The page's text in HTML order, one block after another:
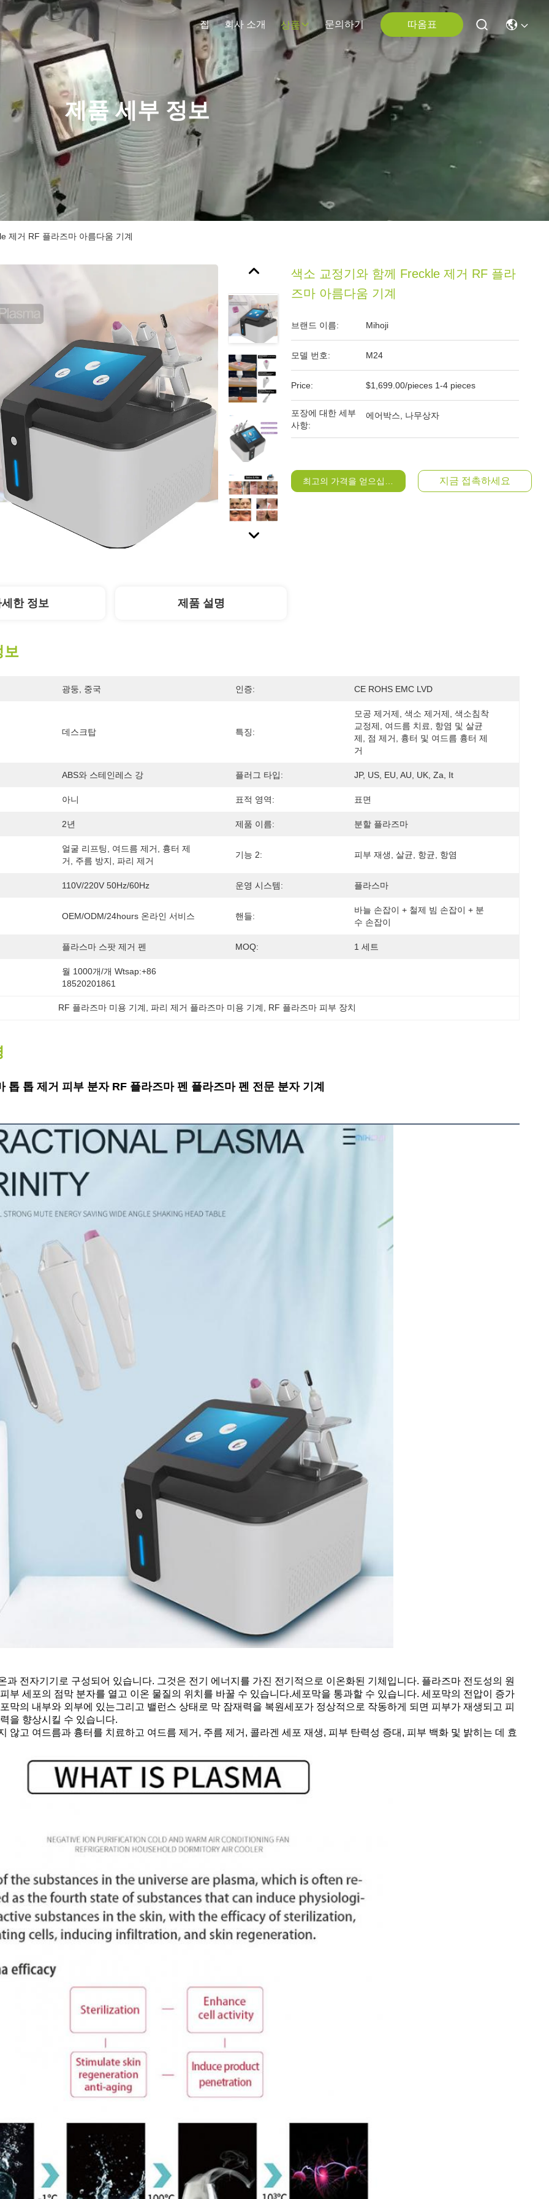
집 회사 소개 상품 문의하기 따옴표
제품 세부 정보
제거 RF 플라즈마 아름다움 기계
색소 교정기와 함께 Freckle 제거 RF 플라
즈마 아름다움 기계
브랜드 이름: Mihoji
모델 번호: M24
Price: $1,699.00/pieces 1-4 pieces
포장에 대한 세부
사항:
에어박스, 나무상자
최고의 가격을 얻으십시오 지금 접촉하세요
한 정보 제품 설명
보
광둥, 중국 인증: CE ROHS EMC LVD
데스크탑 특징:
모공 제거제, 색소 제거제, 색소침착
교정제, 여드름 치료, 항염 및 살균
제, 점 제거, 흉터 및 여드름 흉터 제
거
ABS와 스테인레스 강 플러그 타입: JP, US, EU, AU, UK, Za, It
아니 표적 영역: 표면
2년 제품 이름: 분할 플라즈마
얼굴 리프팅, 여드름 제거, 흉터 제
거, 주름 방지, 파리 제거
기능 2: 피부 재생, 살균, 항균, 항염
110V/220V 50Hz/60Hz 운영 시스템: 플라스마
OEM/ODM/24hours 온라인 서비스 핸들:
바늘 손잡이 + 철제 빔 손잡이 + 분
수 손잡이
플라스마 스팟 제거 펜 MOQ: 1 세트
월 1000개/개 Wtsap:+86
18520201861
RF 플라즈마 미용 기계 , 파리 제거 플라즈마 미용 기계 RF 플라즈마 피부 장치
톱 톱 제거 피부 분자 RF 플라즈마 펜 플라즈마 펜 전문 분자 기계
과 전자기기로 구성되어 있습니다. 그것은 전기 에너지를 가진 전기적으로 이온화된 기체입니다. 플라즈마 전도성의 원
부 세포의 점막 분자를 열고 이온 물질의 위치를 바꿀 수 있습니다.세포막을 통과할 수 있습니다. 세포막의 전압이 증가
막의 내부와 외부에 있는그리고 밸런스 상태로 막 잠재력을 복원세포가 정상적으로 작동하게 되면 피부가 재생되고 피
을 향상시킬 수 있습니다.
않고 여드름과 흉터를 치료하고 여드름 제거, 주름 제거, 콜라겐 세포 재생, 피부 탄력성 증대, 피부 백화 및 밝히는 데 효